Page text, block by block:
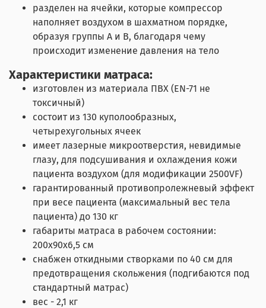
разделен на ячейки, которые компрессор
наполняет воздухом в шахматном порядке,
образуя группы А и В, благодаря чему
происходит изменение давления на тело
Характеристики матраса:
изготовлен из материала ПВХ (EN-71 не
токсичный)
состоит из 130 куполообразных,
четырехугольных ячеек
имеет лазерные микроотверстия, невидимые
глазу, для подсушивания и охлаждения кожи
пациента воздухом (для модификации 2500VF)
гарантированный противопролежневый эффект
при весе пациента (максимальный вес тела
пациента) до 130 кг
габариты матраса в рабочем состоянии:
200x90x6,5 см
снабжен откидными створками по 40 см для
предотвращения скольжения (подгибаются под
стандартный матрас)
вес - 2,1 кг